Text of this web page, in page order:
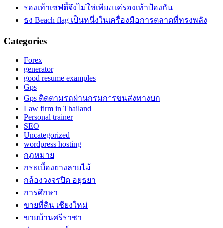
รองเท้าเซฟตี้จึงไม่ใช่เพียงแค่รองเท้าป้องกัน
ธง Beach flag เป็นหนึ่งในเครื่องมือการตลาดที่ทรงพลัง
Categories
Forex
generator
good resume examples
Gps
Gps ติดตามรถผ่านกรมการขนส่งทางบก
Law firm in Thailand
Personal trainer
SEO
Uncategorized
wordpress hosting
กฎหมาย
กระเบื้องยางลายไม้
กล้องวงจรปิด อยุธยา
การศึกษา
ขายที่ดิน เชียงใหม่
ขายบ้านศรีราชา